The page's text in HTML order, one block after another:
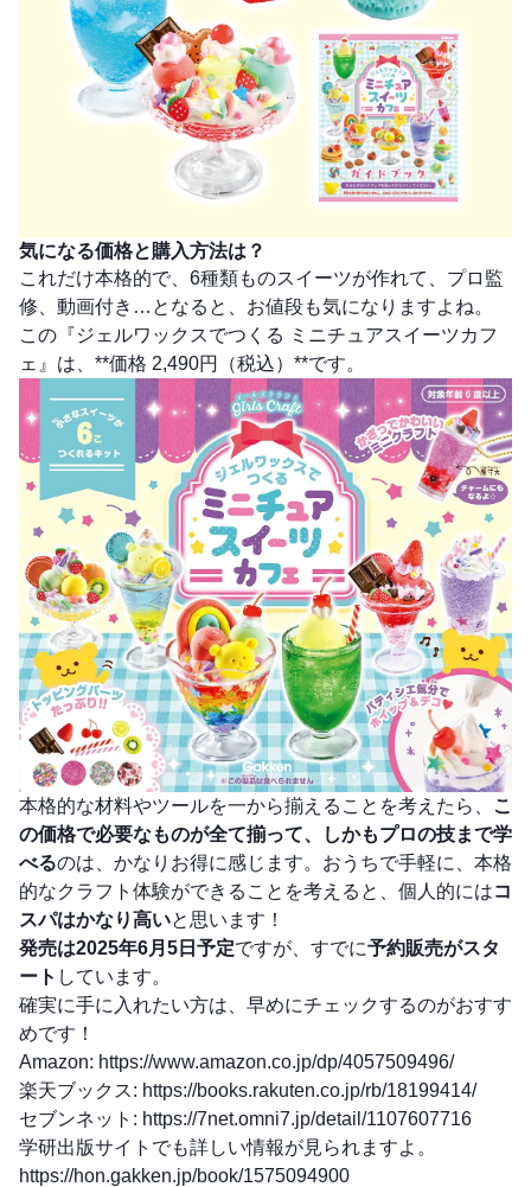
気になる価格と購入方法は？
これだけ本格的で、6種類ものスイーツが作れて、プロ監
修、動画付き…となると、お値段も気になりますよね。
この『ジェルワックスでつくる ミニチュアスイーツカフ
ェ』は、**価格 2,490円（税込）**です。
本格的な材料やツールを一から揃えることを考えたら、
こ
の価格で必要なものが全て揃って、しかもプロの技まで学
べるのは、かなりお得に感じます。おうちで手軽に、本格
的なクラフト体験ができることを考えると、個人的にはコ
スパはかなり高いと思います！
発売は2025年6月5日予定ですが、すでに予約販売がスタ
ート しています。
確実に手に入れたい方は、早めにチェックするのがおすす
めです！
Amazon: https://www.amazon.co.jp/dp/4057509496/
楽天ブックス: https://books.rakuten.co.jp/rb/18199414/
セブンネット: https://7net.omni7.jp/detail/1107607716
学研出版サイトでも詳しい情報が見られますよ。
https://hon.gakken.jp/book/1575094900